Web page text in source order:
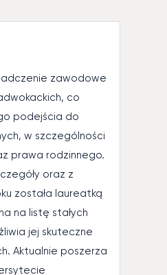
zawodowe
co
podejścia do
w szczególności
prawa rodzinnego.
oraz z
została laureatką
na listę stałych
jej skuteczne
Aktualnie poszerza